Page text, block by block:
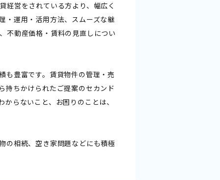
経営をされている方より、幅広く
・運用・活用方法、スムーズな継
不動産価格・賃料の見直しについ
も豊富です。賃貸物件の管理・売
持ちかけられたご提案のセカンド
らないこと、お困りのことは、
の相続、空き家問題などにも積極